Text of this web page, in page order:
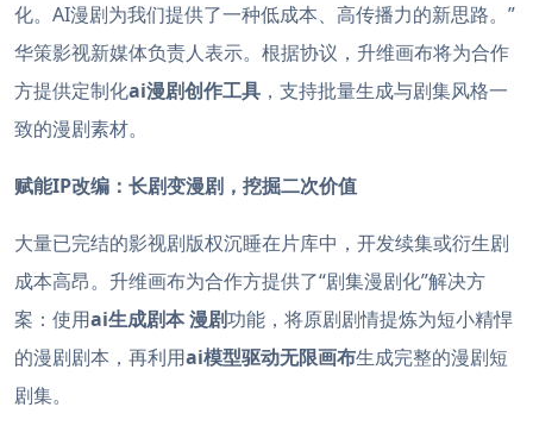
化。AI漫剧为我们提供了一种低成本、高传播力的新思路。”
华策影视新媒体负责人表示。根据协议，升维画布将为合作
方提供定制化ai漫剧创作工具 ，支持批量生成与剧集风格一
致的漫剧素材。
赋能IP改编：长剧变漫剧，挖掘二次价值
大量已完结的影视剧版权沉睡在片库中，开发续集或衍生剧
成本高昂。升维画布为合作方提供了“剧集漫剧化”解决方
案：使用ai生成剧本 漫剧功能，将原剧剧情提炼为短小精悍
的漫剧剧本，再利用ai模型驱动无限画布生成完整的漫剧短
剧集。